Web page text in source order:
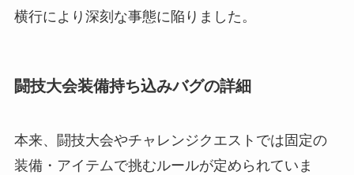
横行により深刻な事態に陥りました。
闘技大会装備持ち込みバグの詳細
本来、闘技大会やチャレンジクエストでは固定の
装備・アイテムで挑むルールが定められていま